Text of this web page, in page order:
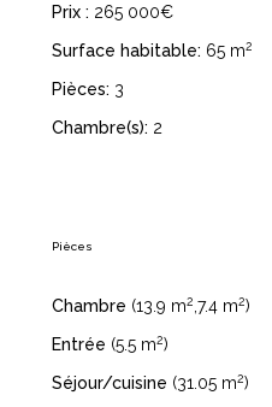
Prix : 265 000€
Surface habitable: 65 m2
Pièces: 3
Chambre(s): 2
Pièces
Chambre (13.9 m2 ,7.4 m2)
Entrée (5.5 m2)
Séjour/cuisine (31.05 m2)